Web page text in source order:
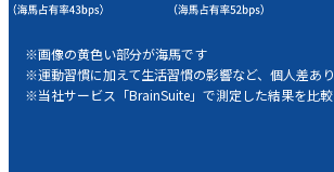
※画像の黄色い部分が海馬です
※運動習慣に加えて生活習慣の影響など、個人差あり
※当社サービス「BrainSuite」で測定した結果を比較